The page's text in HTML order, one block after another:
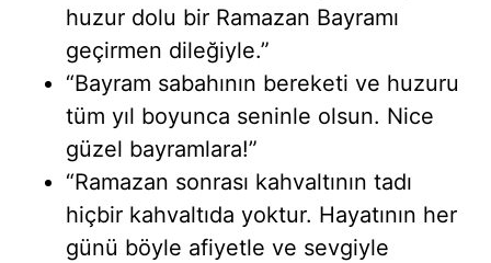
huzur dolu bir Ramazan Bayramı
geçirmen dileğiyle.”
“Bayram sabahının bereketi ve huzuru
tüm yıl boyunca seninle olsun. Nice
güzel bayramlara!”
“Ramazan sonrası kahvaltının tadı
hiçbir kahvaltıda yoktur. Hayatının her
günü böyle afiyetle ve sevgiyle